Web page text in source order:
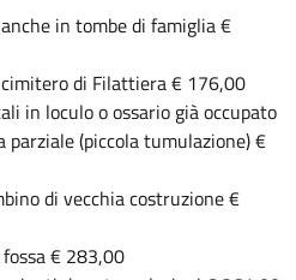
in tombe di famiglia €
di Filattiera € 176,00
in loculo o ossario già occupato
(piccola tumulazione) €
di vecchia costruzione €
€ 283,00